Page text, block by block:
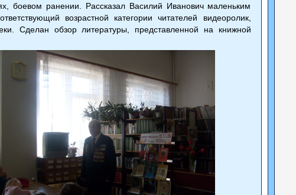
боевом ранении. Рассказал Василий Иванович маленьким
возрастной категории читателей видеоролик,
Сделан обзор литературы, представленной на книжной